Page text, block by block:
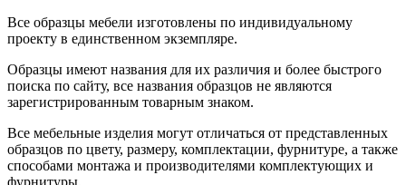
Все образцы мебели изготовлены по индивидуальному
проекту в единственном экземпляре.
Образцы имеют названия для их различия и более быстрого
поиска по сайту, все названия образцов не являются
зарегистрированным товарным знаком.
Все мебельные изделия могут отличаться от представленных
образцов по цвету, размеру, комплектации, фурнитуре, а также
способами монтажа и производителями комплектующих и
фурнитуры.